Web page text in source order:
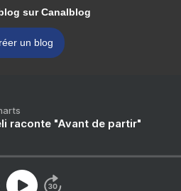
sur Canalblog
un blog
raconte "Avant de partir"